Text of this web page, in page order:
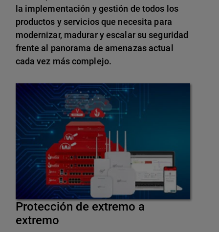
la implementación y gestión de todos los
productos y servicios que necesita para
modernizar, madurar y escalar su seguridad
frente al panorama de amenazas actual
cada vez más complejo.
Protección de extremo a
extremo